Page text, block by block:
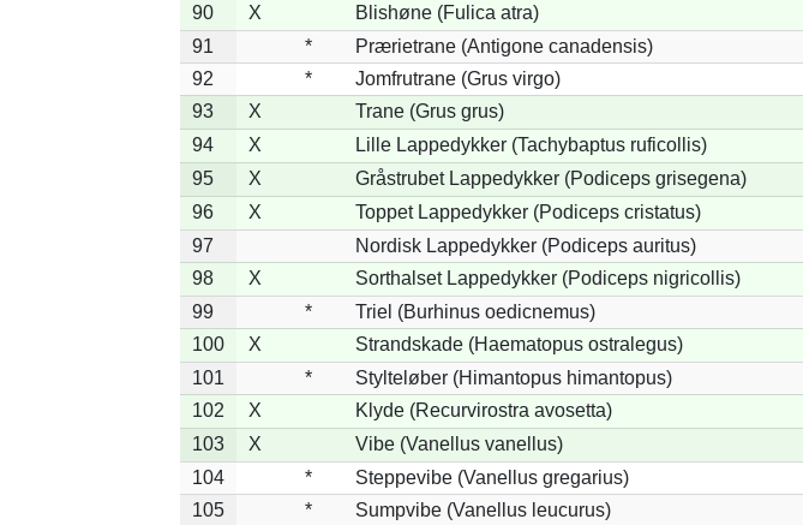
90
X Blishøne (Fulica atra)
91
*
Prærietrane (Antigone canadensis)
92
*
Jomfrutrane (Grus virgo)
93
X Trane (Grus grus)
94
X Lille Lappedykker (Tachybaptus ruficollis)
95
X Gråstrubet Lappedykker (Podiceps grisegena)
96
X Toppet Lappedykker (Podiceps cristatus)
97
Nordisk Lappedykker (Podiceps auritus)
98
X Sorthalset Lappedykker (Podiceps nigricollis)
99
*
Triel (Burhinus oedicnemus)
100
X Strandskade (Haematopus ostralegus)
101
*
Stylteløber (Himantopus himantopus)
102
X Klyde (Recurvirostra avosetta)
103
X Vibe (Vanellus vanellus)
104
*
Steppevibe (Vanellus gregarius)
105
* Sumpvibe (Vanellus leucurus)